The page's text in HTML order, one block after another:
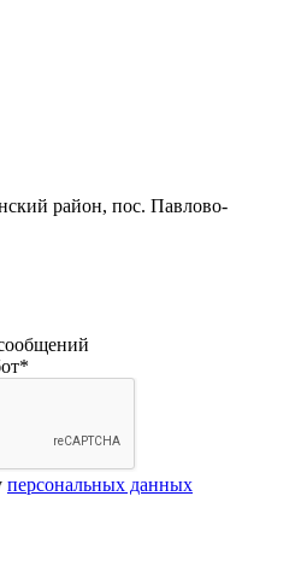
район, пос. Павлово-
*
персональных данных